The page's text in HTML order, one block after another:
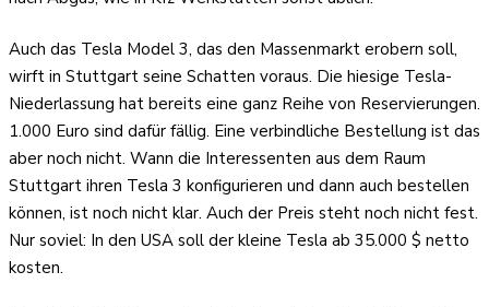
Auch das Tesla Model 3, das den Massenmarkt erobern soll,
wirft in Stuttgart seine Schatten voraus. Die hiesige Tesla-
Niederlassung hat bereits eine ganz Reihe von Reservierungen.
1.000 Euro sind dafür fällig. Eine verbindliche Bestellung ist das
aber noch nicht. Wann die Interessenten aus dem Raum
Stuttgart ihren Tesla 3 konfigurieren und dann auch bestellen
können, ist noch nicht klar. Auch der Preis steht noch nicht fest.
Nur soviel: In den USA soll der kleine Tesla ab 35.000 $ netto
kosten.